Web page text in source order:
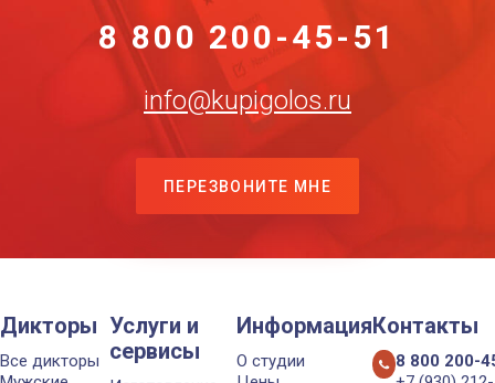
8 800 200-45-51
info@kupigolos.ru
ПЕРЕЗВОНИТЕ МНЕ
Дикторы
Все дикторы
Услуги и
сервисы
Информация
О студии
Контакты
8 800 200-